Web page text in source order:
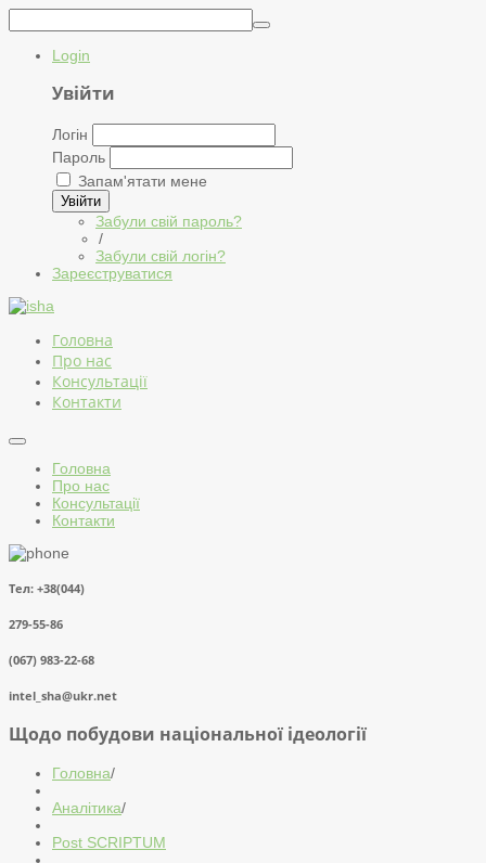
Login
Увійти
Логін
Пароль
Запам'ятати мене
Увійти
Забули свій пароль?
/
Забули свій логін?
Зареєструватися
Головна
Про нас
Консультації
Контакти
Головна
Про нас
Консультації
Контакти
Тел: +38(044)
279-55-86
(067) 983-22-68
intel_sha@ukr.net
Щодо побудови національної ідеології
Головна/
Аналітика/
Post SCRIPTUM